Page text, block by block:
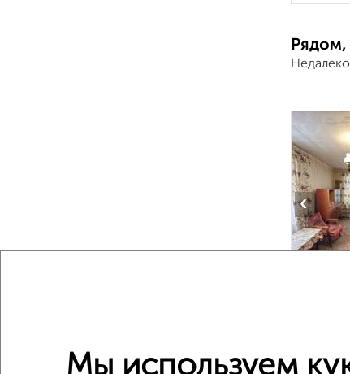
Рядом,
‹
2-к
Мы используем